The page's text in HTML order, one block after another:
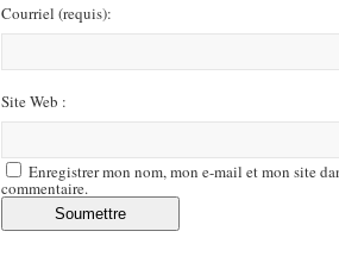
Courriel (requis):
Site Web :
Enregistrer mon nom, mon e-mail et mon site
commentaire.